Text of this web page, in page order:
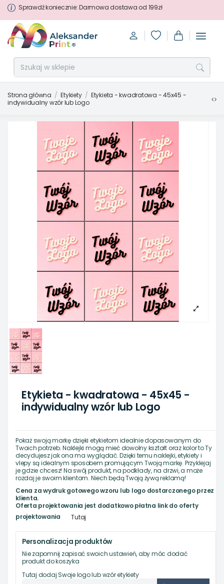
Sprawdź koniecznie: Darmowa dostawa od 199zł
Strona główna Etykiety
Etykieta - kwadratowa - 45x45 -
indywidualny wzór lub Logo
Etykieta - kwadratowa - 45x45 -
indywidualny wzór lub Logo
Pokaż swoją markę dzięki etykietom idealnie dopasowanym do
Twoich potrzeb. Naklejki mogą mieć dowolny kształt oraz kolor to Ty
decydujesz jak ona ma wyglądać. Dzięki temu naklejki, etykiety i
vlepy są idealnym sposobem promującym Twoją markę. Przyklejaj
je gdzie chcesz! Na swój produkt, na podkłady, na drzwi, a może
rozdaj je swoim klientom. Niech będą Twoją żywą reklamą!
Cena za wydruk gotowego wzoru lub logo dostarczonego przez
klienta.
Oferta projektowania jest dodatkowo płatna link do oferty
projektowania
Tutaj
Personalizacja produktów
Nie zapomnij zapisać swoich ustawień, aby móc dodać
produkt do koszyka
Tutaj dodaj Swoje logo lub wzór etykiety